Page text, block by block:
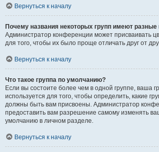
Вернуться к началу
Почему названия некоторых групп имеют разные
Администратор конференции может присваивать
для того, чтобы их было проще отличать друг от
Вернуться к началу
Что такое группа по умолчанию?
Если вы состоите более чем в одной группе, ваша
используется для того, чтобы определить, какие
должны быть вам присвоены. Администратор
предоставить вам разрешение самому изменять
умолчанию в личном разделе.
Вернуться к началу